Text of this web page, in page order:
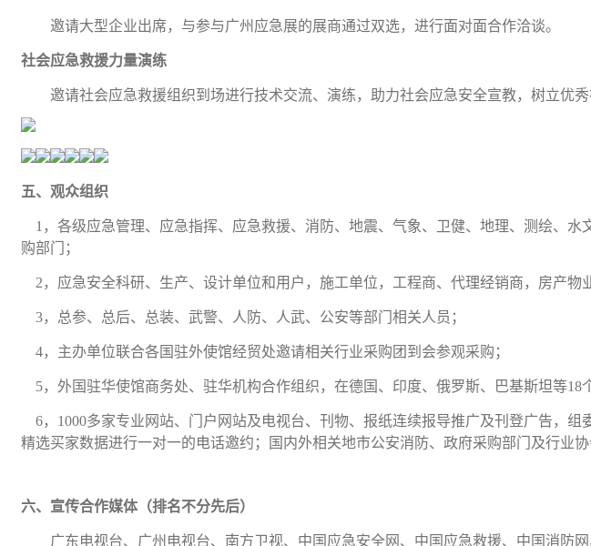
邀请大型企业出席，与参与广州应急展的展商通过双选，进行面对面合作洽谈。
社会应急救援力量演练
邀请社会应急救援组织到场进行技术交流、演练，助力社会应急安全宣教，树立优秀
五、观众组织
1，各级应急管理、应急指挥、应急救援、消防、地震、气象、卫健、地理、测绘、水
购部门；
2，应急安全科研、生产、设计单位和用户，施工单位，工程商、代理经销商， 房产物
3，总参、总后、总装、武警、人防、人武、公安等部门相关人员；
4，主办单位联合各国驻外使馆经贸处邀请相关行业采购团到会参观采购；
5，外国驻华使馆商务处、驻华机构合作组织，在德国、印度、俄罗斯、巴基斯坦等
6，1000多家专业网站、门户网站及电视台、刊物、报纸连续报导推广及刊登广告 ，组
精选买家数据进行一对一的电话邀约；国内外相关地市公安消防、政府采购部门及行业协
六、 宣传合作媒体 （排名不分先后）
广东电视台、广州电视台、南方卫视、中国应急安全网、中国应急救援、中国消防